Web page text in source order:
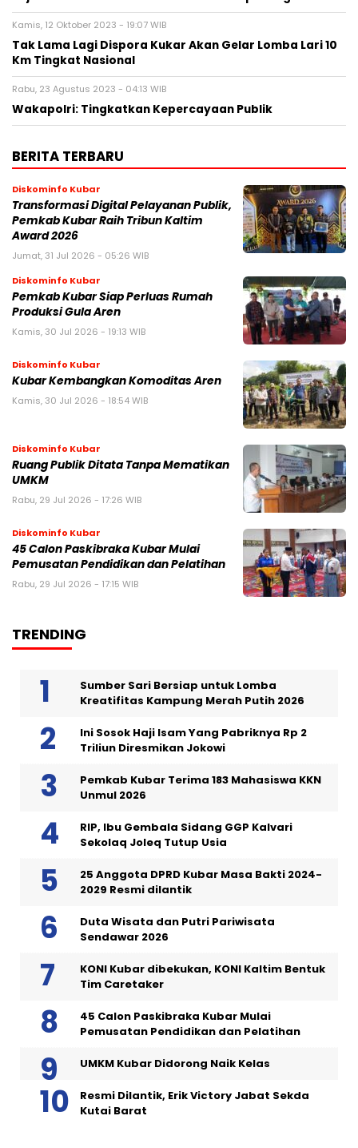
Kamis, 12 Oktober 2023 - 19:07 WIB
Tak Lama Lagi Dispora Kukar Akan Gelar Lomba Lari 10
Km Tingkat Nasional
Rabu, 23 Agustus 2023 - 04:13 WIB
Wakapolri: Tingkatkan Kepercayaan Publik
BERITA TERBARU
Diskominfo Kubar
Transformasi Digital Pelayanan Publik,
Pemkab Kubar Raih Tribun Kaltim
Award 2026
Jumat, 31 Jul 2026 - 05:26 WIB
Diskominfo Kubar
Pemkab Kubar Siap Perluas Rumah
Produksi Gula Aren
Kamis, 30 Jul 2026 - 19:13 WIB
Diskominfo Kubar
Kubar Kembangkan Komoditas Aren
Kamis, 30 Jul 2026 - 18:54 WIB
Diskominfo Kubar
Ruang Publik Ditata Tanpa Mematikan
UMKM
Rabu, 29 Jul 2026 - 17:26 WIB
Diskominfo Kubar
45 Calon Paskibraka Kubar Mulai
Pemusatan Pendidikan dan Pelatihan
Rabu, 29 Jul 2026 - 17:15 WIB
TRENDING
Sumber Sari Bersiap untuk Lomba
Kreatifitas Kampung Merah Putih 2026
Ini Sosok Haji Isam Yang Pabriknya Rp 2
Triliun Diresmikan Jokowi
Pemkab Kubar Terima 183 Mahasiswa KKN
Unmul 2026
RIP, Ibu Gembala Sidang GGP Kalvari
Sekolaq Joleq Tutup Usia
25 Anggota DPRD Kubar Masa Bakti 2024-
2029 Resmi dilantik
Duta Wisata dan Putri Pariwisata
Sendawar 2026
KONI Kubar dibekukan, KONI Kaltim Bentuk
Tim Caretaker
45 Calon Paskibraka Kubar Mulai
Pemusatan Pendidikan dan Pelatihan
UMKM Kubar Didorong Naik Kelas
Resmi Dilantik, Erik Victory Jabat Sekda
Kutai Barat